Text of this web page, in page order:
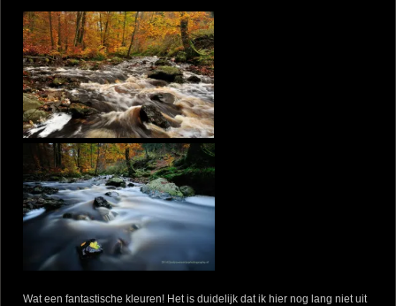
Wat een fantastische kleuren! Het is duidelijk dat ik hier nog lang niet uit